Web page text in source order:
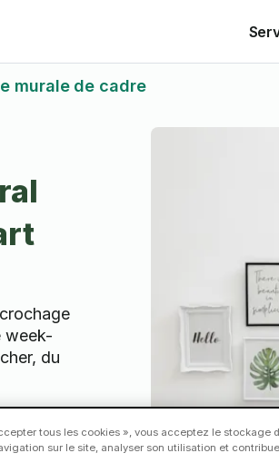
murale de cadre
week-
du
et
et
tous les cookies », vous acceptez le stockage
sur le site, analyser son utilisation et